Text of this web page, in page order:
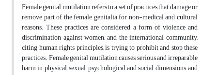
Female genital mutilation refers to a set of practices that damage or
remove part of the female genitalia for non-medical and cultural
reasons. These practices are considered a form of violence and
discrimination against women, and the international community,
citing human rights principles, is trying to prohibit and stop these
practices. Female genital mutilation causes serious and irreparable
harm in physical, sexual, psychological and social dimensions, and